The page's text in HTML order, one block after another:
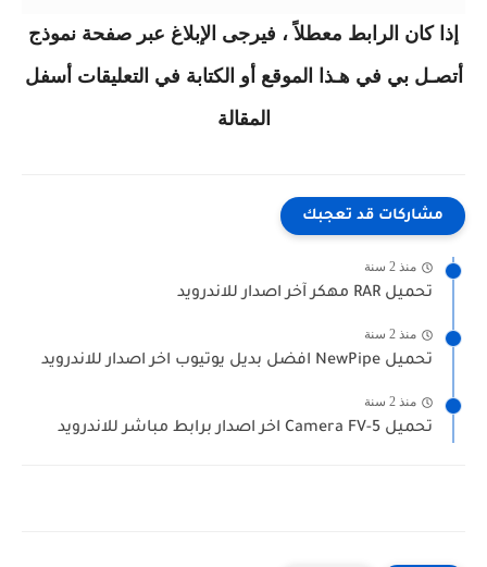
إذا كان الرابط معطلاً ، فيرجى الإبلاغ عبر صفحة نموذج
أتصـل بي في هـذا الموقع أو الكتابة في التعليقات أسفل
المقالة
مشاركات قد تعجبك
منذ 2 سنة
تحميل RAR مهكر آخر اصدار للاندرويد
منذ 2 سنة
تحميل NewPipe افضل بديل يوتيوب اخر اصدار للاندرويد
منذ 2 سنة
تحميل Camera FV-5 اخر اصدار برابط مباشر للاندرويد